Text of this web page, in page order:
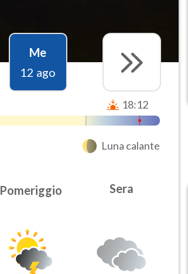
Me
12 ago
18:12
Luna calante
Pomeriggio Sera